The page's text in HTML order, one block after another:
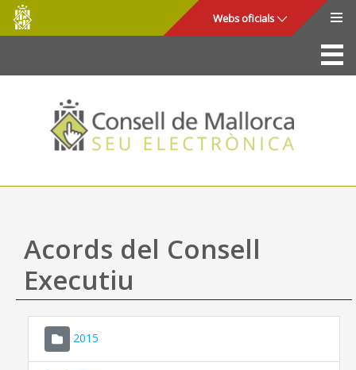
Salta al contingut principal
Consell
de
Mallorca
Webs oficials
La Seu
Consell de Mallorca
Accés i seguretat
Utilitats
Ajuda
Acords del Consell
Executiu
2015